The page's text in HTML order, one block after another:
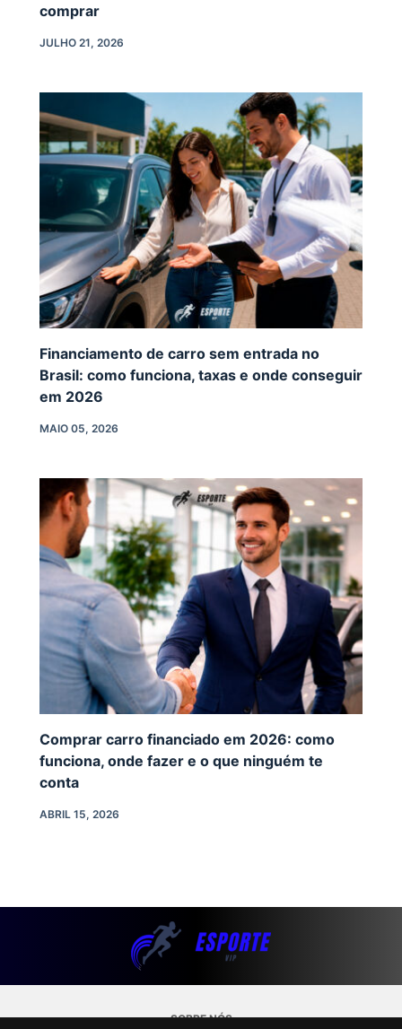
comprar
JULHO 21, 2026
Financiamento de carro sem entrada no
Brasil: como funciona, taxas e onde conseguir
em 2026
MAIO 05, 2026
Comprar carro financiado em 2026: como
funciona, onde fazer e o que ninguém te
conta
ABRIL 15, 2026
SOBRE NÓS